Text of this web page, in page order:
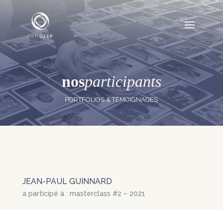
nosparticipants
PORTFOLIOS & TÉMOIGNAGES
JEAN-PAUL GUINNARD
a participé à : masterclass #2 – 2021